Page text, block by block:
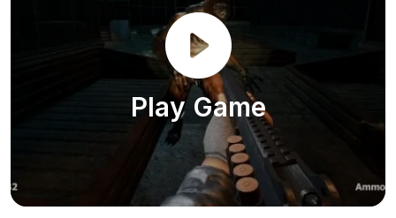
Play Game